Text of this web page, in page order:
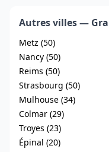
Autres villes —
Metz (50)
Nancy (50)
Reims (50)
Strasbourg (50)
Mulhouse (34)
Colmar (29)
Troyes (23)
Épinal (20)